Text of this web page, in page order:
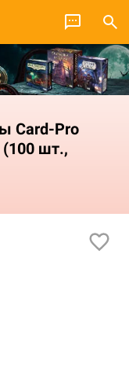
Card-Pro
(100 шт.,